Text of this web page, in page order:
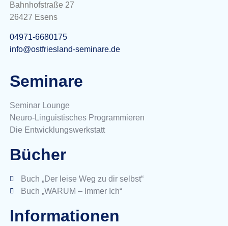
Bahnhofstraße 27
26427 Esens
04971-6680175
info@ostfriesland-seminare.de
Seminare
Seminar Lounge
Neuro-Linguistisches Programmieren
Die Entwicklungswerkstatt
Bücher
Buch „Der leise Weg zu dir selbst“
Buch „WARUM – Immer Ich“
Informationen